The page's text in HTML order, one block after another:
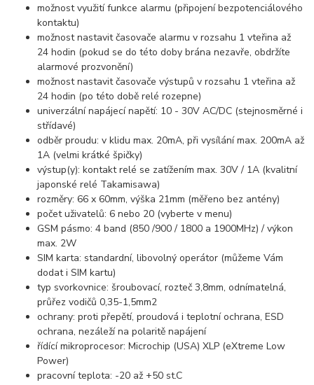
možnost využití funkce alarmu (připojení bezpotenciálového
kontaktu)
možnost nastavit časovače alarmu v rozsahu 1 vteřina až
24 hodin (pokud se do této doby brána nezavře, obdržíte
alarmové prozvonění)
možnost nastavit časovače výstupů v rozsahu 1 vteřina až
24 hodin (po této době relé rozepne)
univerzální napájecí napětí: 10 - 30V AC/DC (stejnosměrné i
střídavé)
odběr proudu: v klidu max. 20mA, při vysílání max. 200mA až
1A (velmi krátké špičky)
výstup(y): kontakt relé se zatížením max. 30V / 1A (kvalitní
japonské relé Takamisawa)
rozměry: 66 x 60mm, výška 21mm (měřeno bez antény)
počet uživatelů: 6 nebo 20 (vyberte v menu)
GSM pásmo: 4 band (850 /900 / 1800 a 1900MHz) / výkon
max. 2W
SIM karta: standardní, libovolný operátor (můžeme Vám
dodat i SIM kartu)
typ svorkovnice: šroubovací, rozteč 3,8mm, odnímatelná,
průřez vodičů 0,35-1,5mm2
ochrany: proti přepětí, proudová i teplotní ochrana, ESD
ochrana, nezáleží na polaritě napájení
řídící mikroprocesor: Microchip (USA) XLP (eXtreme Low
Power)
pracovní teplota: -20 až +50 st.C